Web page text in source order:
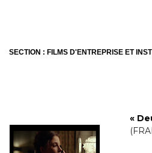
SECTION : FILMS D'ENTREPRISE ET
«